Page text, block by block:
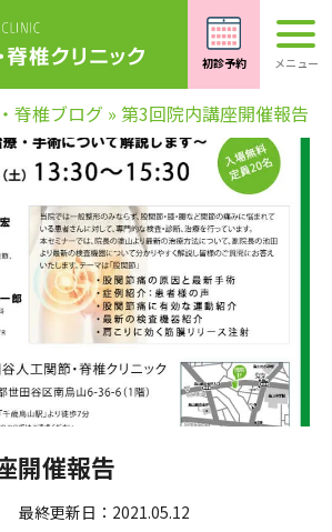
脊椎ブログ » 第3回院内講座開催報告
開催報告
最終更新日：2021.05.12